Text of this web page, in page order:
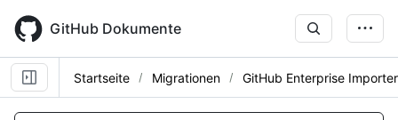
main
content
GitHub Dokumente
Startseite Migrationen GitHub Enterprise Importer